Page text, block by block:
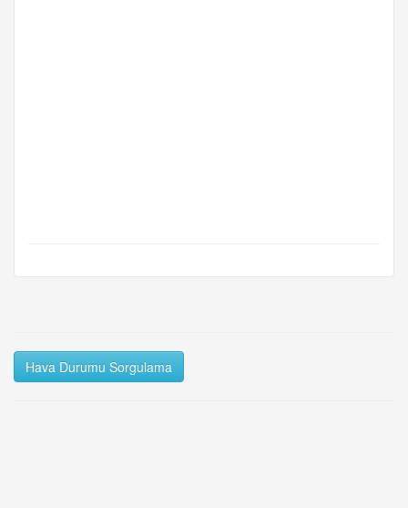
Hava Durumu Sorgulama